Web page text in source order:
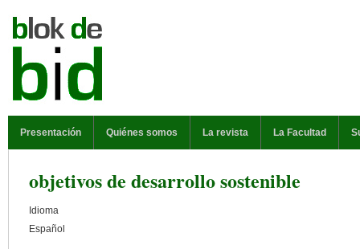
Presentación Quiénes somos La revista La Facultad
objetivos de desarrollo sostenible
Idioma
Español